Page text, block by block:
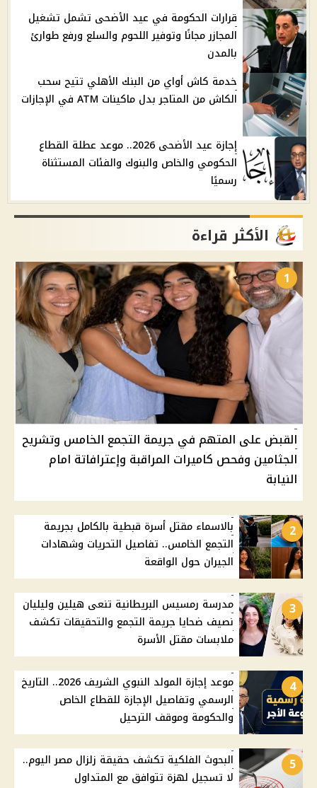
قرارات الحكومة في عيد الأضحى تشمل تشغيل
المجازر مجانًا وتوفير اللحوم والسلع ورفع طوارئ
بالمدن
خدمة كاش أواي من البنك الأهلي تتيح سحب
الكاش من المتاجر بدل ماكينات ATM في الإجازات
إجازة عيد الأضحى 2026.. موعد عطلة القطاع
الحكومي والخاص والبنوك والفئات المستثناة
رسميًا
الأكثر قراءة
1
القبض على المتهم في جريمة التجمع الخامس وتشريح
الجثامين وفحص كاميرات المراقبة وإعترافاتة امام
النيابة
2
بالاسماء مقتل أسرة قبطية بالكامل بجريمة
التجمع الخامس.. تفاصيل التحريات وشهادات
الجيران حول الواقعة
3
مدرسة رمسيس البريطانية تنعى هيلين وليليان
نصيف ضحايا جريمة التجمع والتحقيقات تكشف
ملابسات مقتل الأسرة
4
موعد إجازة المولد النبوي الشريف 2026.. التاريخ
الرسمي وتفاصيل الإجازة للقطاع الخاص
والحكومة وموقف الترحيل
5
البحوث الفلكية تكشف حقيقة زلزال مصر اليوم..
لا تسجيل لهزة تتوافق مع المتداول